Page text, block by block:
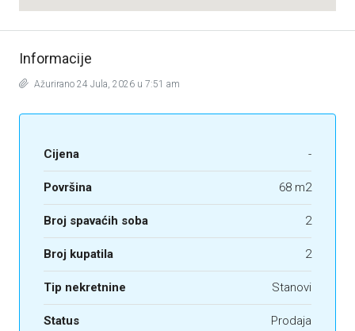
Informacije
Ažurirano 24 Jula, 2026 u 7:51 am
Cijena -
Površina 68 m2
Broj spavaćih soba 2
Broj kupatila 2
Tip nekretnine Stanovi
Status Prodaja